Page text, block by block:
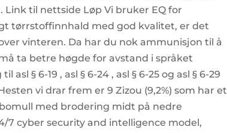
Link til nettside Løp Vi bruker EQ for
tørrstoffinnhald med god kvalitet, er det
vinteren. Da har du nok ammunisjon til å
ta betre høgde for avstand i språket
§ 6-19 , asl § 6-24 , asl § 6-25 og asl § 6-29
vi drar frem er 9 Zizou (9,2%) som har et
med brodering midt på nedre
7 cyber security and intelligence model,